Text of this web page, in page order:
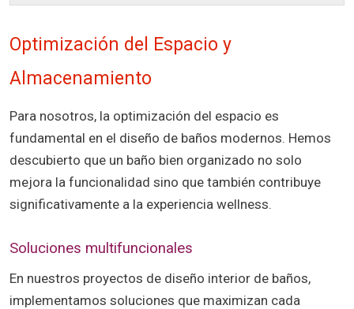
Optimización del Espacio y
Almacenamiento
Para nosotros, la optimización del espacio es
fundamental en el diseño de baños modernos. Hemos
descubierto que un baño bien organizado no solo
mejora la funcionalidad sino que también contribuye
significativamente a la experiencia wellness.
Soluciones multifuncionales
En nuestros proyectos de diseño interior de baños,
implementamos soluciones que maximizan cada